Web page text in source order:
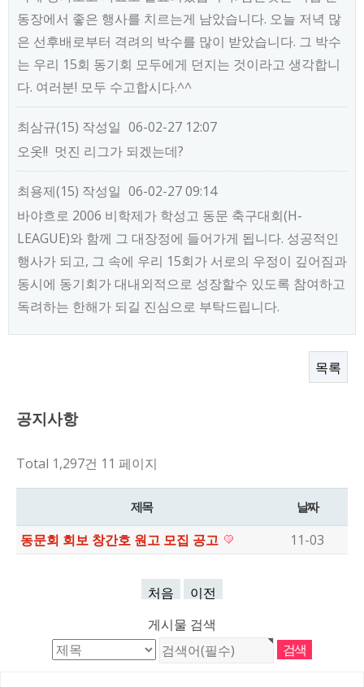
동장에서 좋은 행사를 치르는게 남았습니다. 오늘 저녁 많
은 선후배로부터 격려의 박수를 많이 받았습니다. 그 박수
는 우리 15회 동기회 모두에게 던지는 것이라고 생각합니
다. 여러분! 모두 수고합시다.^^
최삼규(15) 작성일 06-02-27 12:07
오옷!! 멋진 리그가 되겠는데?
최용제(15) 작성일 06-02-27 09:14
바야흐로 2006 비학제가 학성고 동문 축구대회(H-
LEAGUE)와 함께 그 대장정에 들어가게 됩니다. 성공적인
행사가 되고, 그 속에 우리 15회가 서로의 우정이 깊어짐과
동시에 동기회가 대내외적으로 성장할수 있도록 참여하고
독려하는 한해가 되길 진심으로 부탁드립니다.
목록
공지사항
Total 1,297건 11 페이지
제목 날짜
동문회 회보 창간호 원고 모집 공고 11-03
처음
이전
게시물 검색